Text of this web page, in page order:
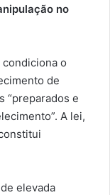
no
o
de
“preparados e
A lei,
elevada